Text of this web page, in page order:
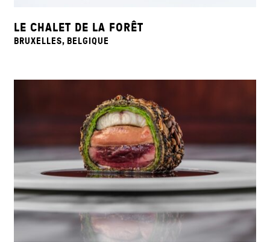
LE CHALET DE LA FORÊT
BRUXELLES, BELGIQUE